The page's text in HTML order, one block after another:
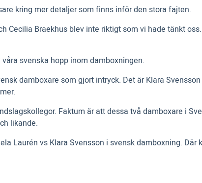
kring mer detaljer som finns inför den stora fajten.
Cecilia Braekhus blev inte riktigt som vi hade tänkt
svenska hopp inom damboxningen.
damboxare som gjort intryck. Det är Klara
Faktum är att dessa två damboxare i
likande.
Laurén vs Klara Svensson i svensk damboxning.